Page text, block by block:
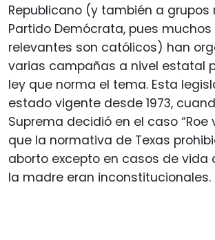
Republicano (y también a grupos
Partido Demócrata, pues
relevantes son católicos) han
varias campañas a nivel estatal
ley que norma el tema. Esta
estado vigente desde 1973,
Suprema decidió en el caso “Roe
que la normativa de Texas
aborto excepto en casos de vida
la madre eran inconstitucionales.